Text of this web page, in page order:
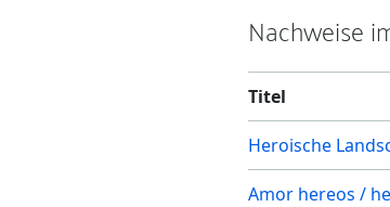
Nachweise
Titel
Heroische
Amor hereos /